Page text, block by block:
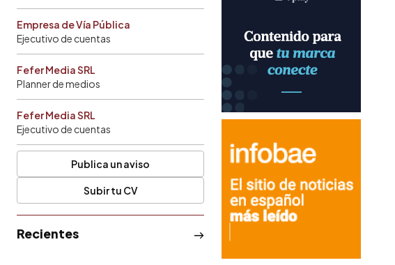
Empresa de Vía Pública
Ejecutivo de cuentas
Fefer Media SRL
Planner de medios
Fefer Media SRL
Ejecutivo de cuentas
Publica un aviso
Subir tu CV
Recientes